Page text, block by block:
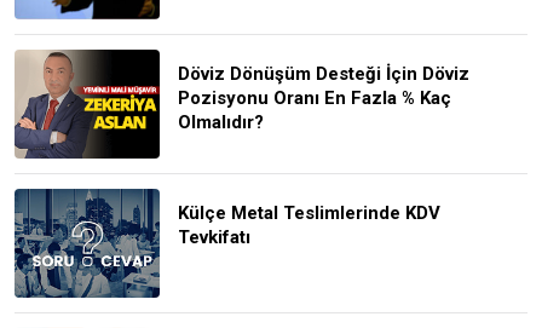
Döviz Dönüşüm Desteği İçin Döviz
Pozisyonu Oranı En Fazla % Kaç
Olmalıdır?
Külçe Metal Teslimlerinde KDV
Tevkifatı